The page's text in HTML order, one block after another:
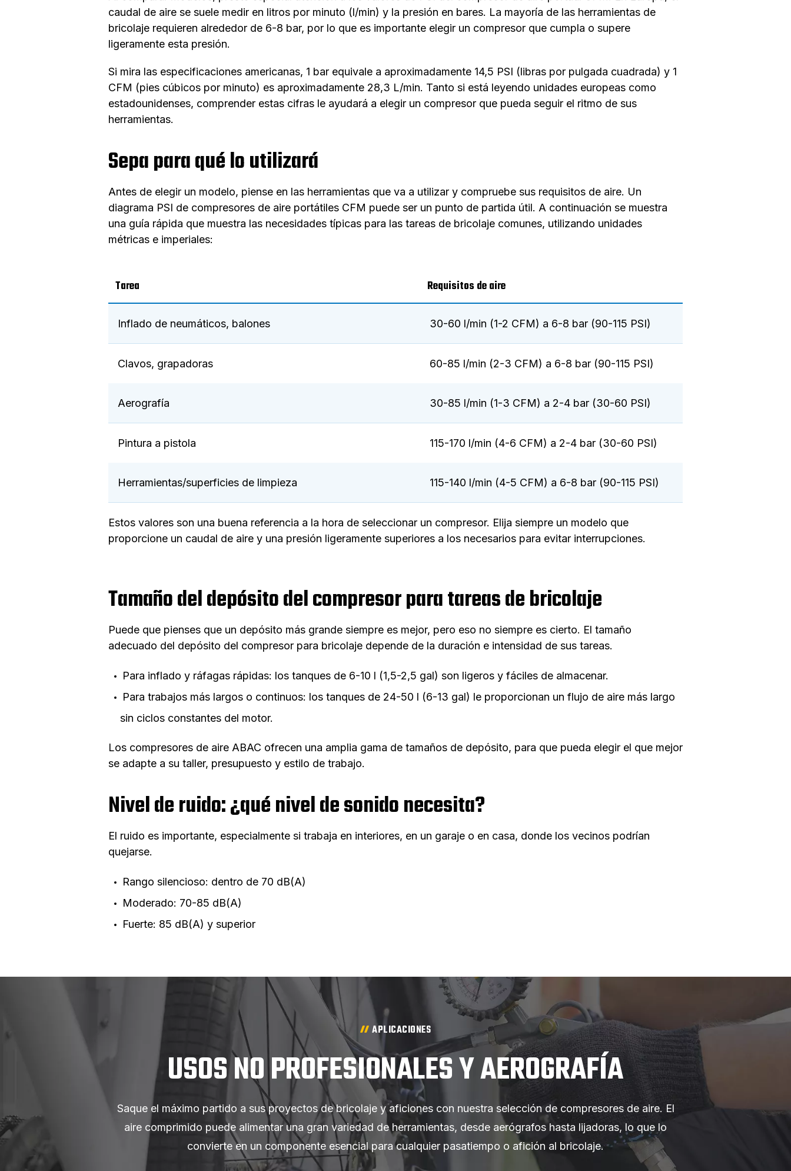
caudal de aire se suele medir en litros por minuto (l/min) y la presión en bares. La mayoría de las herramientas de
bricolaje requieren alrededor de 6-8 bar, por lo que es importante elegir un compresor que cumpla o supere
ligeramente esta presión.
Si mira las especificaciones americanas, 1 bar equivale a aproximadamente 14,5 PSI (libras por pulgada cuadrada) y 1
CFM (pies cúbicos por minuto) es aproximadamente 28,3 L/min. Tanto si está leyendo unidades europeas como
estadounidenses, comprender estas cifras le ayudará a elegir un compresor que pueda seguir el ritmo de sus
herramientas.
Sepa para qué lo utilizará
Antes de elegir un modelo, piense en las herramientas que va a utilizar y compruebe sus requisitos de aire. Un
diagrama PSI de compresores de aire portátiles CFM puede ser un punto de partida útil. A continuación se muestra
una guía rápida que muestra las necesidades típicas para las tareas de bricolaje comunes, utilizando unidades
métricas e imperiales:
Tarea Requisitos de aire
Inflado de neumáticos, balones 30-60 l/min (1-2 CFM) a 6-8 bar (90-115 PSI)
Clavos, grapadoras 60-85 l/min (2-3 CFM) a 6-8 bar (90-115 PSI)
Aerografía 30-85 l/min (1-3 CFM) a 2-4 bar (30-60 PSI)
Pintura a pistola 115-170 l/min (4-6 CFM) a 2-4 bar (30-60 PSI)
Herramientas/superficies de limpieza 115-140 l/min (4-5 CFM) a 6-8 bar (90-115 PSI)
Estos valores son una buena referencia a la hora de seleccionar un compresor. Elija siempre un modelo que
proporcione un caudal de aire y una presión ligeramente superiores a los necesarios para evitar interrupciones.
Tamaño del depósito del compresor para tareas de bricolaje
Puede que pienses que un depósito más grande siempre es mejor, pero eso no siempre es cierto. El tamaño
adecuado del depósito del compresor para bricolaje depende de la duración e intensidad de sus tareas.
Para inflado y ráfagas rápidas: los tanques de 6-10 l (1,5-2,5 gal) son ligeros y fáciles de almacenar.
Para trabajos más largos o continuos: los tanques de 24-50 l (6-13 gal) le proporcionan un flujo de aire más largo
sin ciclos constantes del motor.
Los compresores de aire ABAC ofrecen una amplia gama de tamaños de depósito, para que pueda elegir el que mejor
se adapte a su taller, presupuesto y estilo de trabajo.
Nivel de ruido: ¿qué nivel de sonido necesita?
El ruido es importante, especialmente si trabaja en interiores, en un garaje o en casa, donde los vecinos podrían
quejarse.
Rango silencioso: dentro de 70 dB(A)
Moderado: 70-85 dB(A)
Fuerte: 85 dB(A) y superior
APLICACIONES
USOS NO PROFESIONALES Y AEROGRAFÍA
Saque el máximo partido a sus proyectos de bricolaje y aficiones con nuestra selección de compresores de aire. El
aire comprimido puede alimentar una gran variedad de herramientas, desde aerógrafos hasta lijadoras, lo que lo
convierte en un componente esencial para cualquier pasatiempo o afición al bricolaje.